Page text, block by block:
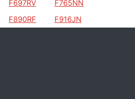
F697RV
F765NN
F890RF F916JN